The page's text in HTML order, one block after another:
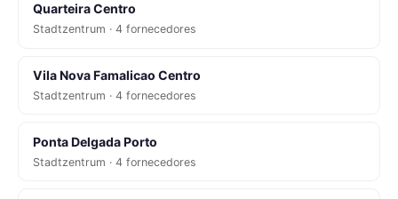
Quarteira Centro
Stadtzentrum · 4 fornecedores
Vila Nova Famalicao Centro
Stadtzentrum · 4 fornecedores
Ponta Delgada Porto
Stadtzentrum · 4 fornecedores